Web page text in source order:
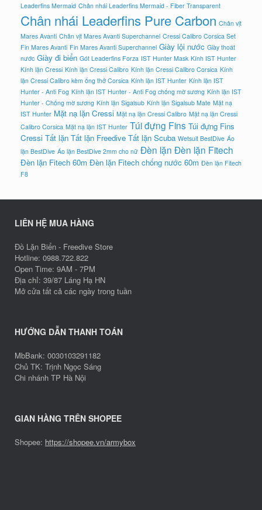
Leaderfins Mermaid Chân nhái Leaderfins Mermaid - Fiber Transparent
Chân nhái Leaderfins Pure Carbon Chân vịt
Mares Avanti Chân vịt Mares Avanti Superchannel Cressi Calibro Corsica Set
Fin Mares Avanti Fin Mares Avanti Superchannel Giày lội nước Giày thoát
nước Giày đi biển Gót Leaderfins Forza IST Hunter Mask Kính IST Hunter
Kính lặn Cressi Kính lặn Cressi Calibro Kính lặn Cressi Calibro Corsica Kính
lặn Cressi Calibro kèm ống thở Corsica Kính lặn IST Hunter Kính lặn IST
Hunter - Anti Fog Kính lặn IST Hunter - Anti Fog chống mờ sương Kính lặn IST
Hunter - Chống mờ sương Kính lặn Sigalsub Kính lặn Sigalsub Mate Mặt nạ
IST Hunter Mặt nạ lặn Cressi Mặt nạ lặn Cressi Calibro Mặt nạ lặn Cressi
Calibro Corsica Mặt nạ lặn IST Hunter Túi đựng Fins Túi đựng Fins
Cressi Tất lặn Tất lặn Freedive Tất lặn Scuba Wetsuit BestDive Áo
lặn BestDive Áo lặn BestDive 2mm cho nữ Đèn lặn Đèn lặn Fitech
Đèn lặn Fitech 60m Đèn lặn Fitech chống nước 60m Đèn lặn Fitech
F8
LIÊN HỆ MUA HÀNG
Đồ Lặn Biển - Freedive Store
Hotline: 0988.722.822
Open Time: 9AM - 7PM
Địa chỉ: 39/87 Láng Hạ HN
Mở cửa tất cả các ngày trong tuần
HƯỚNG DẪN THANH TOÁN
MbBank: 0030103291182
Chủ TK: Trịnh Ngọc Sáng
Chi nhánh TP Hà Nội
GIAN HÀNG TRÊN SHOPEE
Shopee: https://shopee.vn/armybox